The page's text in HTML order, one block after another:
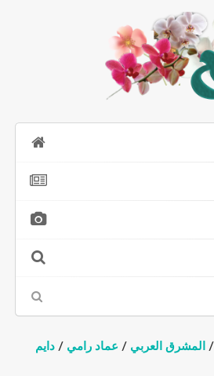
/ المشرق العربي / عماد رامي / دايم